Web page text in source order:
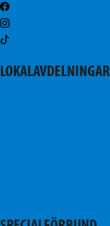
LOKALAVDELNINGAR